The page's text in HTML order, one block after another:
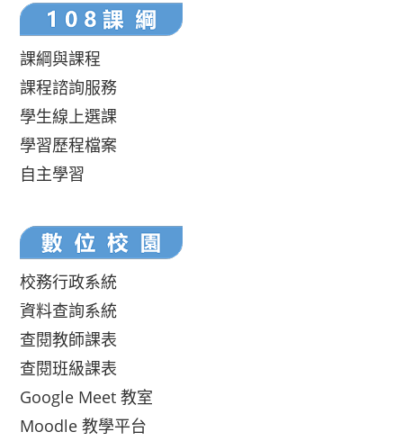
課綱與課程
課程諮詢服務
學生線上選課
學習歷程檔案
自主學習
校務行政系統
資料查詢系統
查閱教師課表
查閱班級課表
Google Meet 教室
Moodle 教學平台